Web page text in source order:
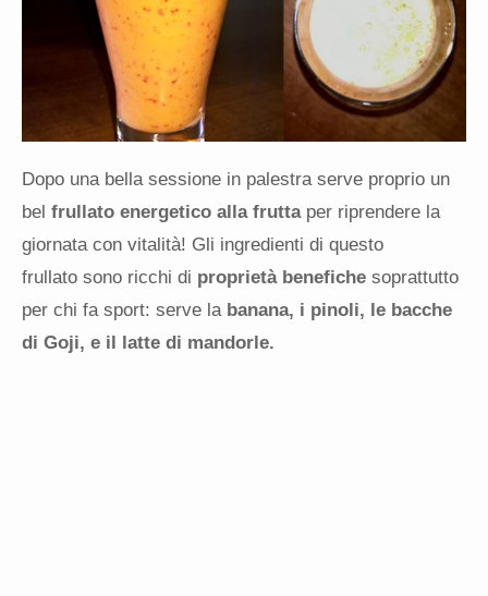
Dopo una bella sessione in palestra serve proprio un
bel frullato energetico alla fruttaper riprendere la
giornata con vitalità! Gli ingredienti di questo
frullato sono ricchi di proprietà benefiche soprattutto
per chi fa sport: serve la banana, i pinoli, le bacche
di Goji, e il latte di mandorle.